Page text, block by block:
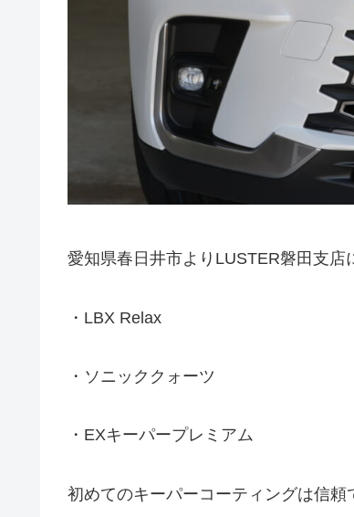
愛知県春日井市よりLUSTER磐田支店
・LBX Relax
・ソニッククォーツ
・EXキーパープレミアム
初めてのキーパーコーティングは信